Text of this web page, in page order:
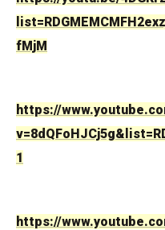
fMjM
https://
1
https://